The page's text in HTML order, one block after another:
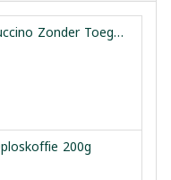
Torabika Cappuccino Zonder Toegevoegde Suiker 20 Zakjes
200g